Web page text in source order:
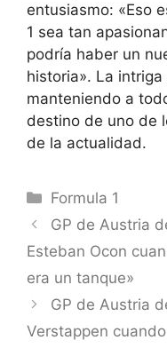
entusiasmo: «Eso
1 sea tan
podría haber un
historia». La
manteniendo a
destino de uno de
de la actualidad.
Categorías
Formula 1
GP de Austria
Esteban Ocon
era un tanque»
GP de Austria
Verstappen